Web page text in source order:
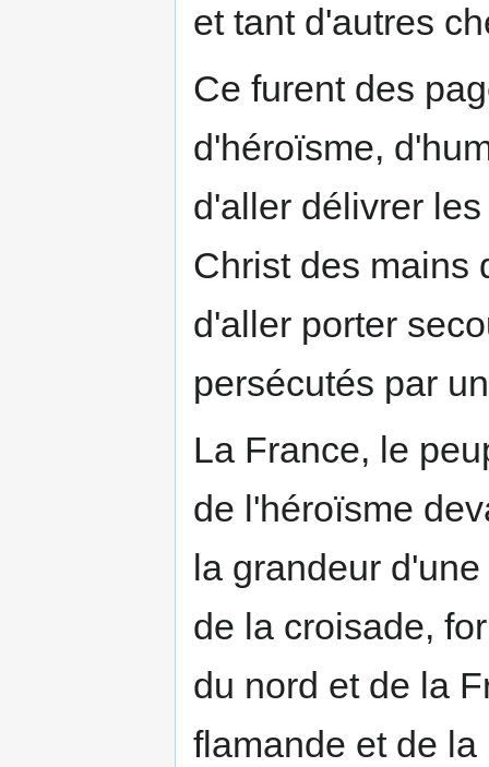
et tant d'autres
Ce furent des
d'héroïsme,
d'aller délivrer
Christ des mains
d'aller porter
persécutés par
La France, le
de l'héroïsme
la grandeur
de la croisade,
du nord et de la
flamande et de